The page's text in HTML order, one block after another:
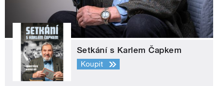
Setkání s Karlem Čapkem
Koupit